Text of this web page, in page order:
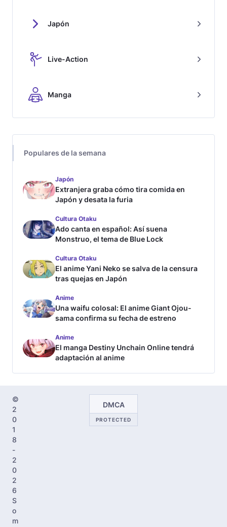
Japón
Live-Action
Manga
Populares de la semana
Japón
Extranjera graba cómo tira comida en
Japón y desata la furia
Cultura Otaku
Ado canta en español: Así suena
Monstruo, el tema de Blue Lock
Cultura Otaku
El anime Yani Neko se salva de la censura
tras quejas en Japón
Anime
Una waifu colosal: El anime Giant Ojou-
sama confirma su fecha de estreno
Anime
El manga Destiny Unchain Online tendrá
adaptación al anime
©
2
0
1
8
-
2
0
2
6
S
o
m
DMCA
PROTECTED